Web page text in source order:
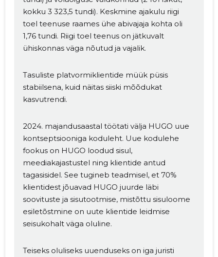
kokku 3 323,5 tundi). Keskmine ajakulu riigi
toel teenuse raames ühe abivajaja kohta oli
1,76 tundi. Riigi toel teenus on jätkuvalt
ühiskonnas väga nõutud ja vajalik.
Tasuliste platvormiklientide müük püsis
stabiilsena, kuid näitas siiski mõõdukat
kasvutrendi.
2024. majandusaastal töötati välja HUGO uue
kontseptsiooniga koduleht. Uue kodulehe
fookus on HUGO loodud sisul,
meediakajastustel ning klientide antud
tagasisidel. See tugineb teadmisel, et 70%
klientidest jõuavad HUGO juurde läbi
soovituste ja sisutootmise, mistõttu sisuloome
esiletõstmine on uute klientide leidmise
seisukohalt väga oluline.
Teiseks oluliseks uuenduseks on iga juristi